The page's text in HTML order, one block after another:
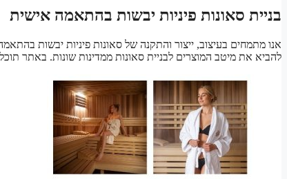
בניית סאונות פיניות יבשות בהתאמה אישית
אנו מתמחים בעיצוב, ייצור והתקנה של סאונות פיניות יבשות
להביא את מיטב המוצרים לבניית סאונות ממדינות שונות. באתר